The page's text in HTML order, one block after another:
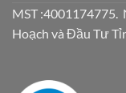
MST :4001174775.
Hoạch và Đầu Tư